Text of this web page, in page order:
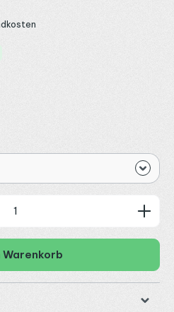
gewünschten Wert ein
Warenkorb